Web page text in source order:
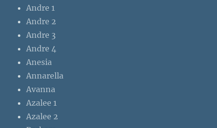
Andre 1
Andre 2
Andre 3
Andre 4
Anesia
Annarella
Avanna
Azalee 1
Azalee 2